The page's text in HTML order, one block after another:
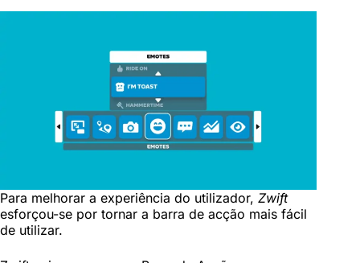
Para melhorar a experiência do utilizador, Zwift
esforçou-se por tornar a barra de acção mais fácil
de utilizar.